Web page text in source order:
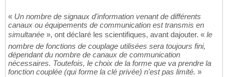
« Un nombre de signaux d'information venant de différents
canaux ou équipements de communication est transmis en
simultanée », ont déclaré les scientifiques, avant dajouter. « le
nombre de fonctions de couplage utilisées sera toujours fini,
dépendant du nombre de canaux de communication
nécessaires. Toutefois, le choix de la forme que va prendre la
fonction couplée (qui forme la clé privée) n'est pas limité. »